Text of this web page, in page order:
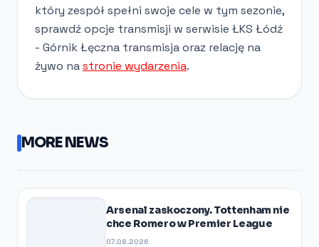
który zespół spełni swoje cele w tym sezonie,
sprawdź opcje transmisji w serwisie ŁKS Łódź
- Górnik Łęczna transmisja oraz relację na
żywo nastronie wydarzenia.
MORE NEWS
Arsenal zaskoczony. Tottenham nie
chce Romero w Premier League
07.08.2026